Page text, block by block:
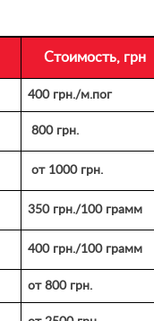
Стоимость, грн
400 грн./м.пог
800 грн.
от 1000 грн.
350 грн./100 грамм
400 грн./100 грамм
от 800 грн.